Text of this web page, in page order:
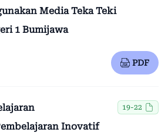
Media Teka Teki
1 Bumijawa
PDF
Inovatif
19-22